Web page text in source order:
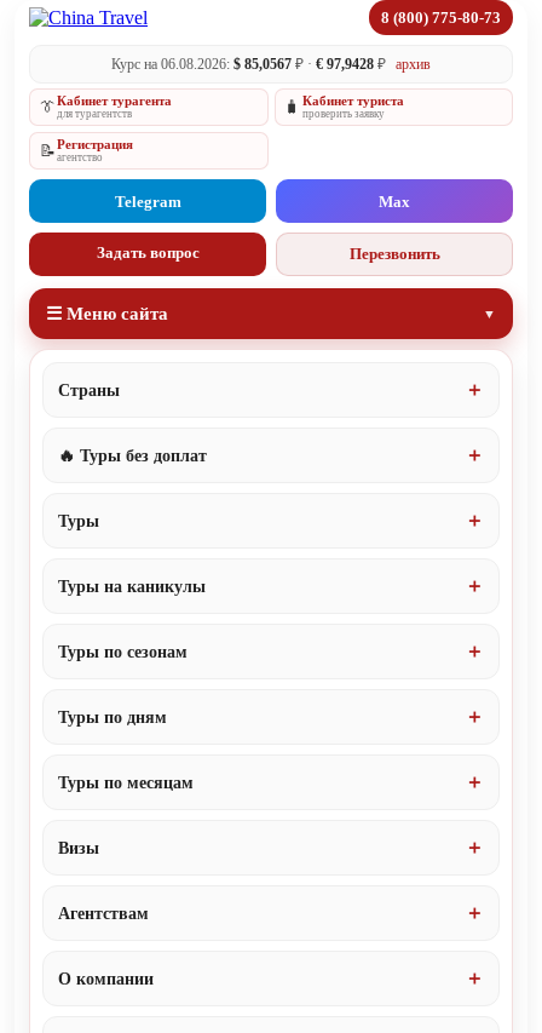
8 (800) 775-80-73
Курс на 06.08.2026: $ 85,0567 ₽ · € 97,9428 ₽ архив
👔Кабинет турагента
для турагентств 🧳 Кабинет туриста
проверить заявку
📝Регистрация
агентство
Telegram Max
Задать вопрос Перезвонить
☰ Меню сайта
Страны
🔥 Туры без доплат
Туры
Туры на каникулы
Туры по сезонам
Туры по дням
Туры по месяцам
Визы
Агентствам
О компании